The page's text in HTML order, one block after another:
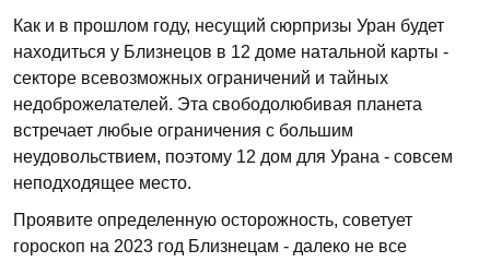
Как и в прошлом году, несущий сюрпризы Уран будет
находиться у Близнецов в 12 доме натальной карты -
секторе всевозможных ограничений и тайных
недоброжелателей. Эта свободолюбивая планета
встречает любые ограничения с большим
неудовольствием, поэтому 12 дом для Урана - совсем
неподходящее место.
Проявите определенную осторожность, советует
гороскоп на 2023 год Близнецам - далеко не все